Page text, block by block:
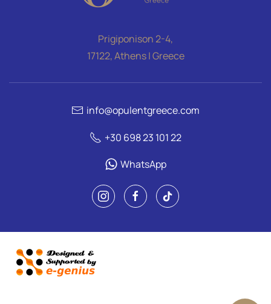
Prigiponison 2-4,
17122, Athens | Greece
info@opulentgreece.com
+30 698 23 101 22
WhatsApp